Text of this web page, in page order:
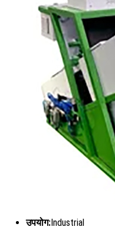
उपयोग:Industrial